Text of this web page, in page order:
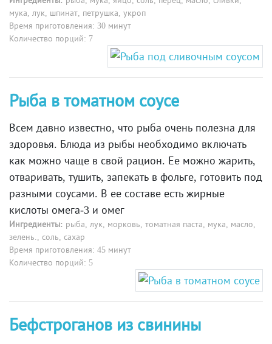
мука, лук, шпинат, петрушка, укроп
Время приготовления: 30 минут
Количество порций: 7
Рыба в томатном соусе
Всем давно известно, что рыба очень полезна для
здоровья. Блюда из рыбы необходимо включать
как можно чаще в свой рацион. Ее можно жарить,
отваривать, тушить, запекать в фольге, готовить под
разными соусами. В ее составе есть жирные
кислоты омега-3 и омег
Ингредиенты: рыба, лук, морковь, томатная паста, мука, масло,
зелень., соль, сахар
Время приготовления: 45 минут
Количество порций: 5
Бефстроганов из свинины